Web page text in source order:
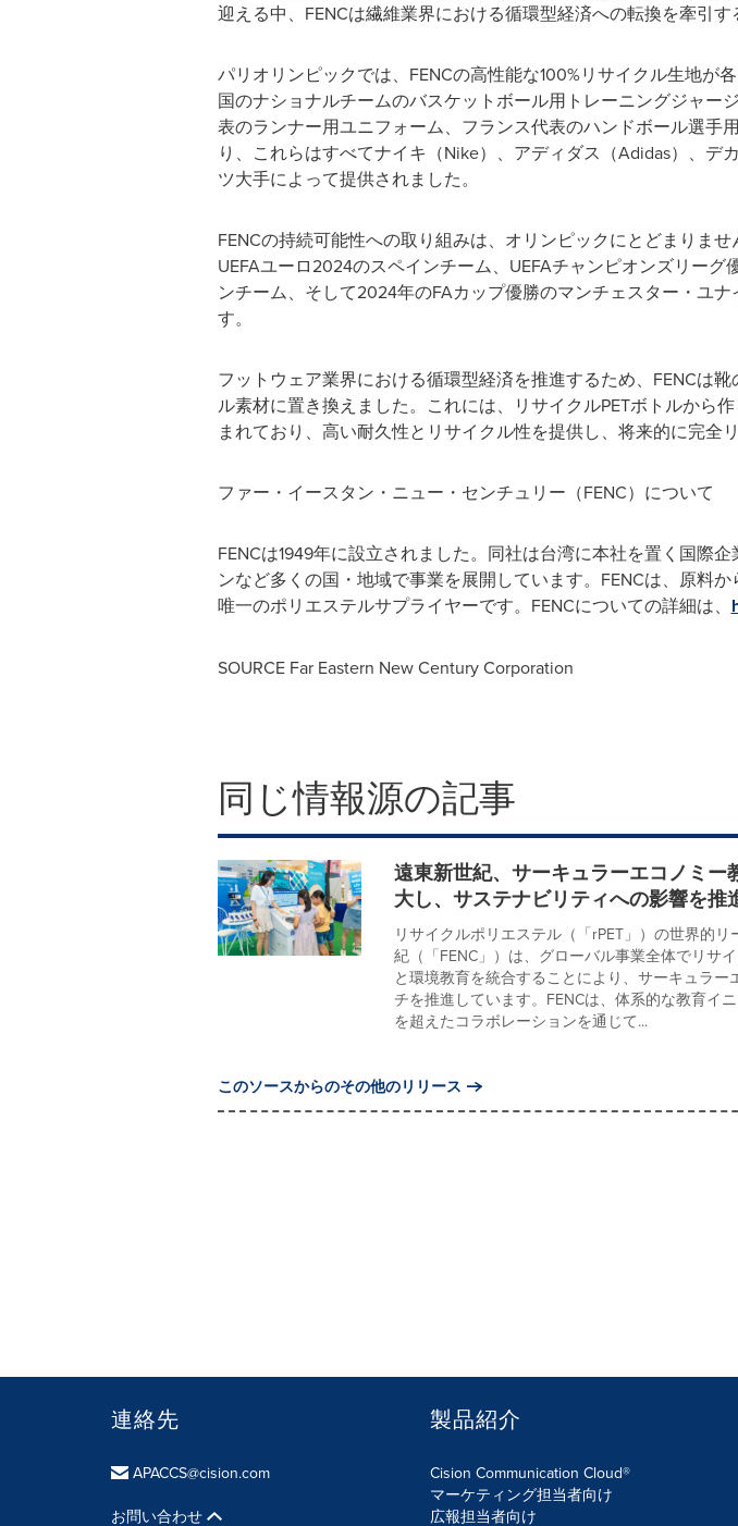
迎える中、FENCは繊維業界における循環型経済への転換を牽引す
パリオリンピックでは、FENCの高性能な100%リサイクル生地
国のナショナルチームのバスケットボール用トレーニングジャー
表のランナー用ユニフォーム、フランス代表のハンドボール選
り、これらはすべてナイキ（Nike）、アディダス（Adidas）、
ツ大手によって提供されました。
FENCの持続可能性への取り組みは、オリンピックにとどまりま
UEFAユーロ2024のスペインチーム、UEFAチャンピオンズリー
ンチーム、そして2024年のFAカップ優勝のマンチェスター・ユ
す。
フットウェア業界における循環型経済を推進するため、FENCは
ル素材に置き換えました。これには、リサイクルPETボトルから
まれており、高い耐久性とリサイクル性を提供し、将来的に完全
ファー・イースタン・ニュー・センチュリー（FENC）について
FENCは1949年に設立されました。同社は台湾に本社を置く国際
ンなど多くの国・地域で事業を展開しています。FENCは、原料
唯一のポリエステルサプライヤーです。FENCについての詳細は、
SOURCE Far Eastern New Century Corporation
同じ情報源の記事
遠東新世紀、サーキュラーエコノミー
大し、サステナビリティへの影響を推
リサイクルポリエステル（「rPET」）の世界的
紀（「FENC」）は、グローバル事業全体でリサ
と環境教育を統合することにより、サーキュラー
チを推進しています。FENCは、体系的な教育イ
を超えたコラボレーションを通じて...
このソースからのその他のリリース
連絡先
APACCS@cision.com
お問い合わせ
製品紹介
Cision Communication Cloud®
マーケティング担当者向け
広報担当者向け